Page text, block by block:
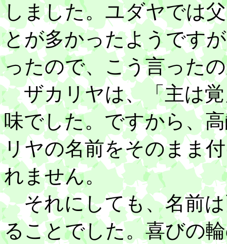
しました。ユダヤでは
とが多かったようです
ったので、こう言った
ザカリヤは、「主は覚
味でした。ですから、
リヤの名前をそのまま
れません。
それにしても、名前は
ることでした。喜びの